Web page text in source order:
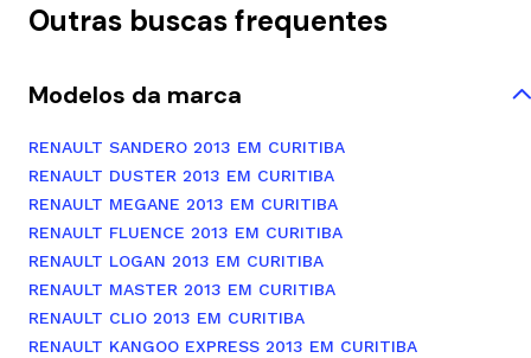
Outras buscas frequentes
Modelos da marca
RENAULT SANDERO 2013 EM CURITIBA
RENAULT DUSTER 2013 EM CURITIBA
RENAULT MEGANE 2013 EM CURITIBA
RENAULT FLUENCE 2013 EM CURITIBA
RENAULT LOGAN 2013 EM CURITIBA
RENAULT MASTER 2013 EM CURITIBA
RENAULT CLIO 2013 EM CURITIBA
RENAULT KANGOO EXPRESS 2013 EM CURITIBA